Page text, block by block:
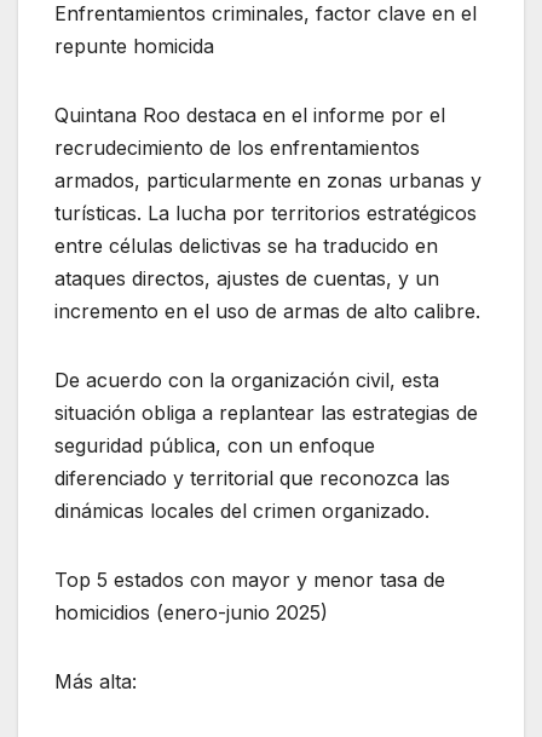
Enfrentamientos criminales, factor clave en el
repunte homicida
Quintana Roo destaca en el informe por el
recrudecimiento de los enfrentamientos
armados, particularmente en zonas urbanas y
turísticas. La lucha por territorios estratégicos
entre células delictivas se ha traducido en
ataques directos, ajustes de cuentas, y un
incremento en el uso de armas de alto calibre.
De acuerdo con la organización civil, esta
situación obliga a replantear las estrategias de
seguridad pública, con un enfoque
diferenciado y territorial que reconozca las
dinámicas locales del crimen organizado.
Top 5 estados con mayor y menor tasa de
homicidios (enero-junio 2025)
Más alta: